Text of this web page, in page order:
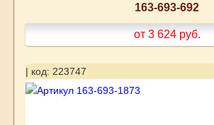
163-693-692
от 3 624 руб.
| код: 223747